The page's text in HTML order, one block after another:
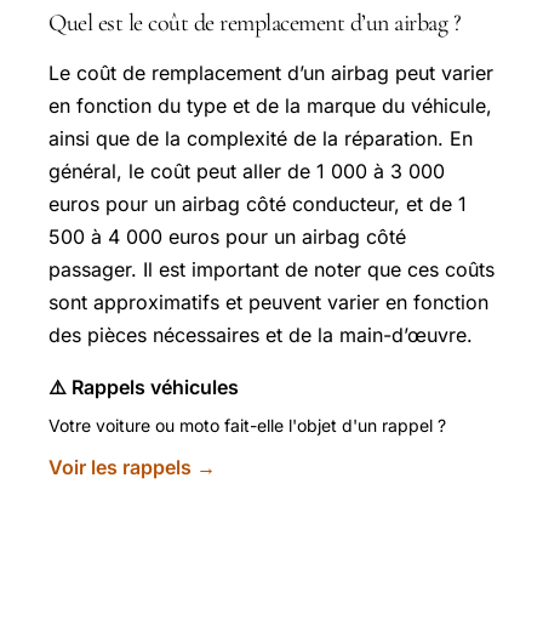
Quel est le coût de remplacement d’un airbag ?
Le coût de remplacement d’un airbag peut varier
en fonction du type et de la marque du véhicule,
ainsi que de la complexité de la réparation. En
général, le coût peut aller de 1 000 à 3 000
euros pour un airbag côté conducteur, et de 1
500 à 4 000 euros pour un airbag côté
passager. Il est important de noter que ces coûts
sont approximatifs et peuvent varier en fonction
des pièces nécessaires et de la main-d’œuvre.
⚠️ Rappels véhicules
Votre voiture ou moto fait-elle l'objet d'un rappel ?
Voir les rappels →